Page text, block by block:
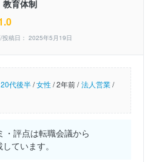
教育体制
稿日： 2025年5月19日
20代後半/女性/2年前 / 法人営業/
評点は転職会議から
ています。